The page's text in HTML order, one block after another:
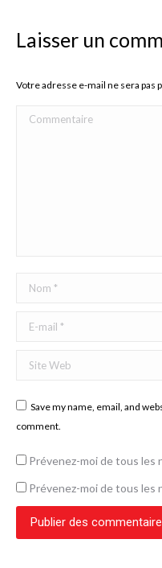
Laisser un
Votre adresse e-mail ne sera pas
Commentaire
Nom *
E-mail *
Site Web
Save my name, email, and
comment.
Prévenez-moi de tous les
Prévenez-moi de tous les
Publier des